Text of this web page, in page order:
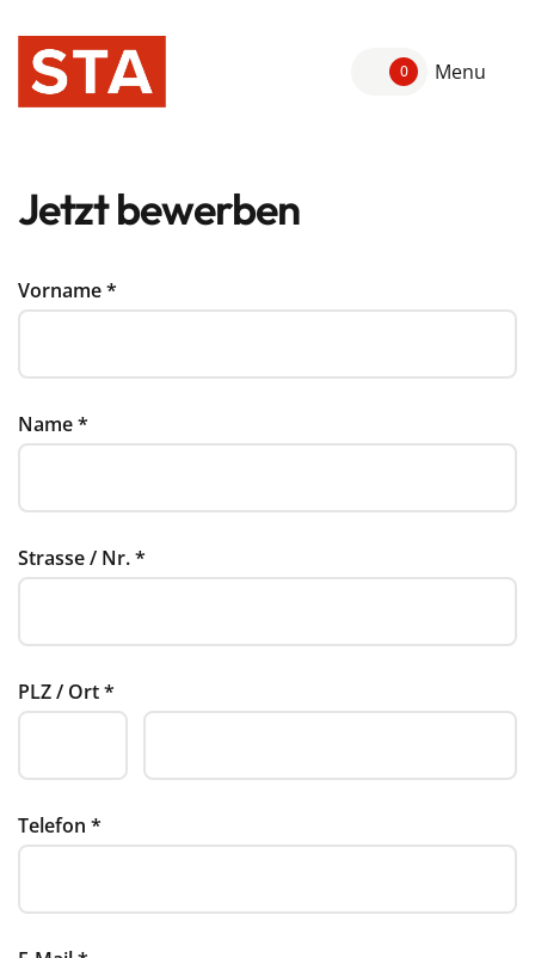
0 Menu
Jetzt bewerben
Vorname*
Name*
Strasse / Nr.*
PLZ / Ort*
Telefon *